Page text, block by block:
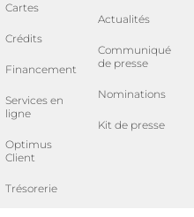
Cartes
Crédits
Financement
Services en
ligne
Optimus
Client
Trésorerie
Actualités
Communiqué
de presse
Nominations
Kit de presse